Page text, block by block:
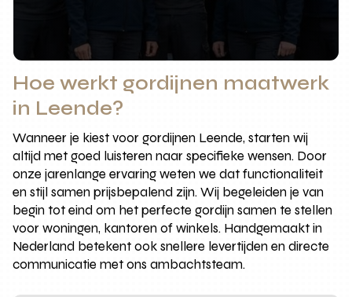
Hoe werkt gordijnen maatwerk
in Leende?
Wanneer je kiest voor gordijnen Leende, starten wij
altijd met goed luisteren naar specifieke wensen. Door
onze jarenlange ervaring weten we dat functionaliteit
en stijl samen prijsbepalend zijn. Wij begeleiden je van
begin tot eind om het perfecte gordijn samen te stellen
voor woningen, kantoren of winkels. Handgemaakt in
Nederland betekent ook snellere levertijden en directe
communicatie met ons ambachtsteam.